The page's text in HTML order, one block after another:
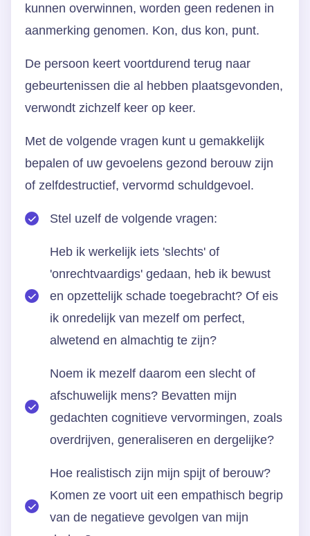
kunnen overwinnen, worden geen redenen in
aanmerking genomen. Kon, dus kon, punt.
De persoon keert voortdurend terug naar
gebeurtenissen die al hebben plaatsgevonden,
verwondt zichzelf keer op keer.
Met de volgende vragen kunt u gemakkelijk
bepalen of uw gevoelens gezond berouw zijn
of zelfdestructief, vervormd schuldgevoel.
Stel uzelf de volgende vragen:
Heb ik werkelijk iets 'slechts' of
'onrechtvaardigs' gedaan, heb ik bewust
en opzettelijk schade toegebracht? Of eis
ik onredelijk van mezelf om perfect,
alwetend en almachtig te zijn?
Noem ik mezelf daarom een slecht of
afschuwelijk mens? Bevatten mijn
gedachten cognitieve vervormingen, zoals
overdrijven, generaliseren en dergelijke?
Hoe realistisch zijn mijn spijt of berouw?
Komen ze voort uit een empathisch begrip
van de negatieve gevolgen van mijn